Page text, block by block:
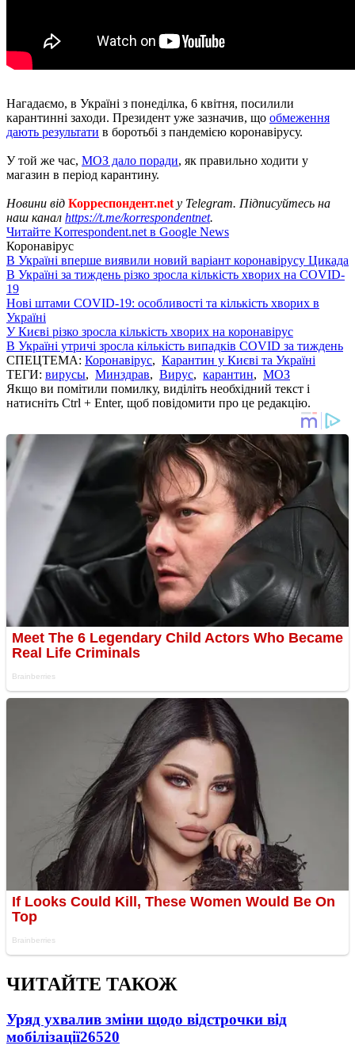
Нагадаємо, в Україні з понеділка, 6 квітня, посилили
карантинні заходи. Президент уже зазначив, що обмеження
дають результати в боротьбі з пандемією коронавірусу.
У той же час, МОЗ дало поради, як правильно ходити у
магазин в період карантину.
Новини від Корреспондент.net у Telegram. Підписуйтесь на
наш канал https://t.me/korrespondentnet.
Читайте Korrespondent.net в Google News
Коронавірус
В Україні вперше виявили новий варіант коронавірусу Цикада
В Україні за тиждень різко зросла кількість хворих на COVID-
19
Нові штами COVID-19: особливості та кількість хворих в
Україні
У Києві різко зросла кількість хворих на коронавірус
В Україні утричі зросла кількість випадків COVID за тиждень
СПЕЦТЕМА: Коронавірус, Карантин у Києві та Україні
ТЕГИ: вирусы, Минздрав, Вирус, карантин, МОЗ
Якщо ви помітили помилку, виділіть необхідний текст і
натисніть Ctrl + Enter, щоб повідомити про це редакцію.
ЧИТАЙТЕ ТАКОЖ
Уряд ухвалив зміни щодо відстрочки від
мобілізації26520